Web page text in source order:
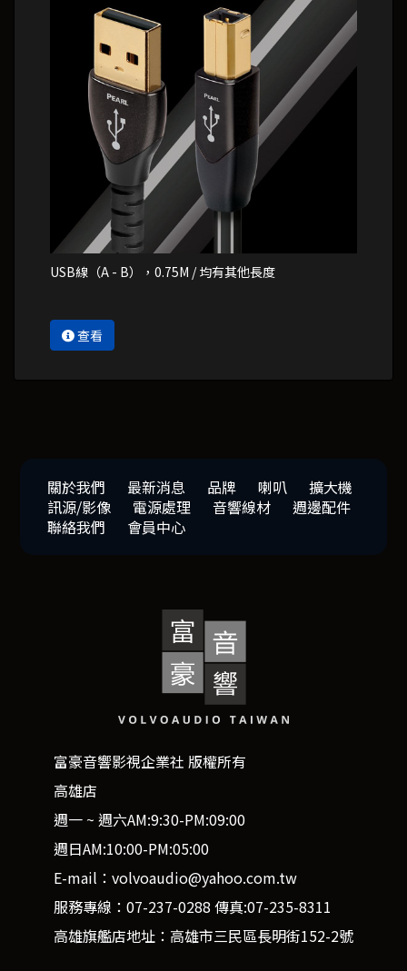
USB線（A - B），0.75M / 均有其他長度
查看
關於我們 最新消息 品牌 喇叭
擴大機
訊源/影像
電源處理 音響線材
週邊配件
聯絡我們
會員中心
富豪音響影視企業社 版權所有
高雄店
週一 ~ 週六AM:9:30-PM:09:00
週日AM:10:00-PM:05:00
E-mail：volvoaudio@yahoo.com.tw
服務專線：07-237-0288 傳真:07-235-8311
高雄旗艦店地址：高雄市三民區長明街152-2號